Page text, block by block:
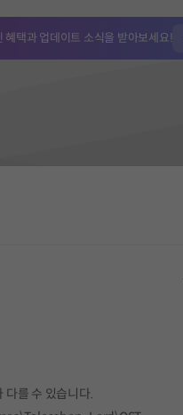
혜택과 업데이트 소식을 받아보세요!
다를 수 있습니다.